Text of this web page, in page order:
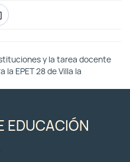
y la tarea docente
EPET 28 de Villa la
EDUCACIÓN